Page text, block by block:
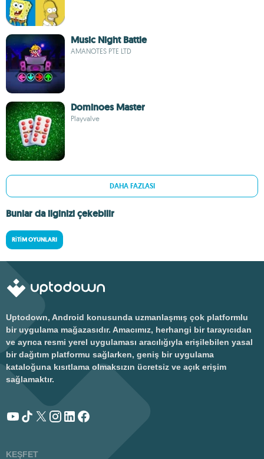
Music Night Battle
AMANOTES PTE LTD
Dominoes Master
Playvalve
DAHA FAZLASI
Bunlar da ilginizi çekebilir
RITIM OYUNLARI
Uptodown, Android konusunda uzmanlaşmış çok platformlu
bir uygulama mağazasıdır. Amacımız, herhangi bir tarayıcıdan
ve ayrıca resmi yerel uygulaması aracılığıyla erişilebilen yasal
bir dağıtım platformu sağlarken, geniş bir uygulama
kataloğuna kısıtlama olmaksızın ücretsiz ve açık erişim
sağlamaktır.
KEŞFET